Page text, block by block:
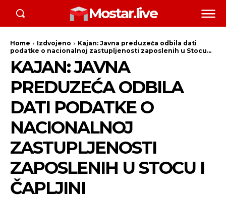
Mostar.live
Home Izdvojeno
Kajan: Javna preduzeća odbila dati
podatke o nacionalnoj zastupljenosti zaposlenih u Stocu...
KAJAN: JAVNA
PREDUZEĆA ODBILA
DATI PODATKE O
NACIONALNOJ
ZASTUPLJENOSTI
ZAPOSLENIH U STOCU I
ČAPLJINI